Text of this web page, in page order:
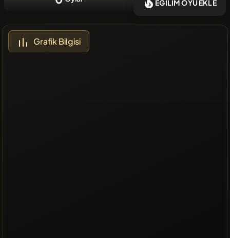
EĞİLİM OYU EKLE
Grafik Bilgisi